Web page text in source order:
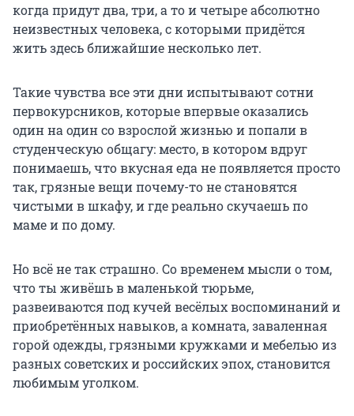
когда придут два, три, а то и четыре абсолютно
неизвестных человека, с которыми придётся
жить здесь ближайшие несколько лет.
Такие чувства все эти дни испытывают сотни
первокурсников, которые впервые оказались
один на один со взрослой жизнью и попали в
студенческую общагу: место, в котором вдруг
понимаешь, что вкусная еда не появляется просто
так, грязные вещи почему-то не становятся
чистыми в шкафу, и где реально скучаешь по
маме и по дому.
Но всё не так страшно. Со временем мысли о том,
что ты живёшь в маленькой тюрьме,
развеиваются под кучей весёлых воспоминаний и
приобретённых навыков, а комната, заваленная
горой одежды, грязными кружками и мебелью из
разных советских и российских эпох, становится
любимым уголком.